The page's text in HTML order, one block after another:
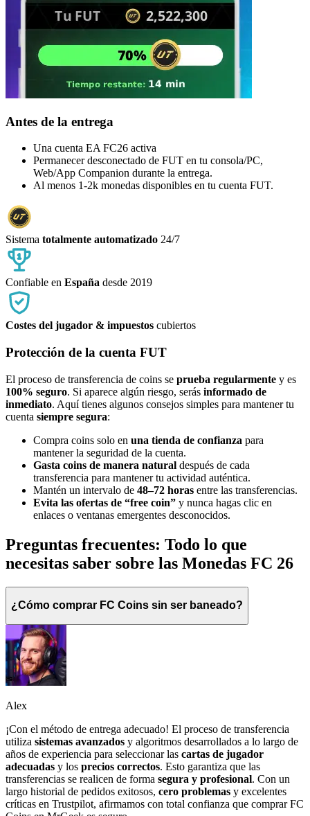
Antes de la entrega
Una cuenta EA FC26 activa
Permanecer desconectado de FUT en tu consola/PC,
Web/App Companion durante la entrega.
Al menos 1-2k monedas disponibles en tu cuenta FUT.
Sistema totalmente automatizado 24/7
Confiable en España desde 2019
Costes del jugador & impuestos cubiertos
Protección de la cuenta FUT
El proceso de transferencia de coins se prueba regularmente y es
100% seguro. Si aparece algún riesgo, serás informado de
inmediato. Aquí tienes algunos consejos simples para mantener tu
cuenta siempre segura:
Compra coins solo en una tienda de confianza para
mantener la seguridad de la cuenta.
Gasta coins de manera natural después de cada
transferencia para mantener tu actividad auténtica.
Mantén un intervalo de 48–72 horas entre las transferencias.
Evita las ofertas de “free coin” y nunca hagas clic en
enlaces o ventanas emergentes desconocidos.
Preguntas frecuentes: Todo lo que
necesitas saber sobre las Monedas FC 26
¿Cómo comprar FC Coins sin ser baneado?
Alex
¡Con el método de entrega adecuado! El proceso de transferencia
utiliza sistemas avanzados y algoritmos desarrollados a lo largo de
años de experiencia para seleccionar las cartas de jugador
adecuadas y los precios correctos. Esto garantiza que las
transferencias se realicen de forma segura y profesional. Con un
largo historial de pedidos exitosos, cero problemas y excelentes
críticas en Trustpilot, afirmamos con total confianza que comprar FC